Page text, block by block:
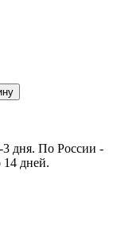
3 дня. По России -
14 дней.